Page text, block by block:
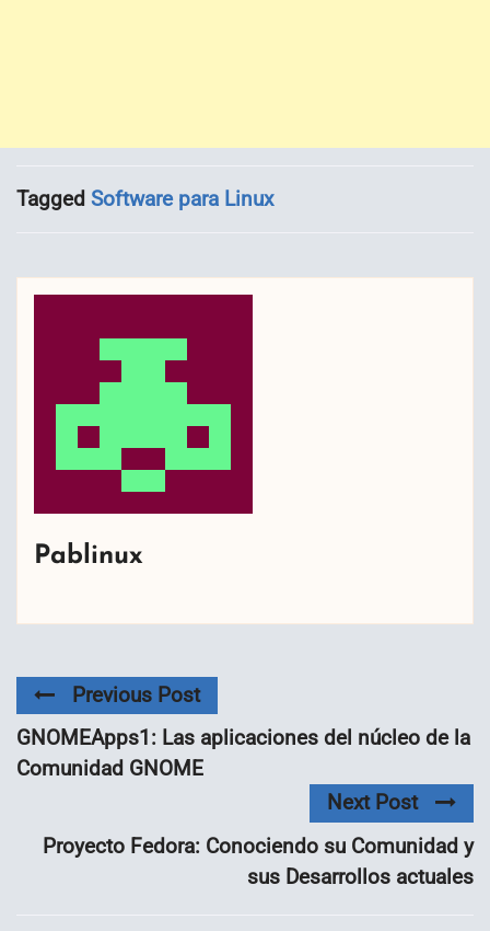
Tagged Software para Linux
Pablinux
Previous Post
GNOMEApps1: Las aplicaciones del núcleo de la
Comunidad GNOME
Next Post
Proyecto Fedora: Conociendo su Comunidad y
sus Desarrollos actuales